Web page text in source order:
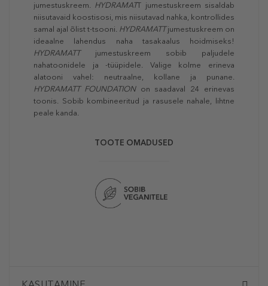
jumestuskreem. HYDRAMATT jumestuskreem sisaldab
niisutavaid koostisosi, mis niisutavad nahka, kontrollides
samal ajal õlist t-tsooni. HYDRAMATTjumestuskreem on
ideaalne lahendus naha tasakaalus hoidmiseks!
HYDRAMATTjumestuskreem sobib paljudele
nahatoonidele ja -tüüpidele. Valige kolme erineva
alatooni vahel: neutraalne, kollane ja punane.
HYDRAMATT FOUNDATIONon saadaval 24 erinevas
toonis. Sobib kombineeritud ja rasusele nahale, lihtne
peale kanda.
TOOTE OMADUSED